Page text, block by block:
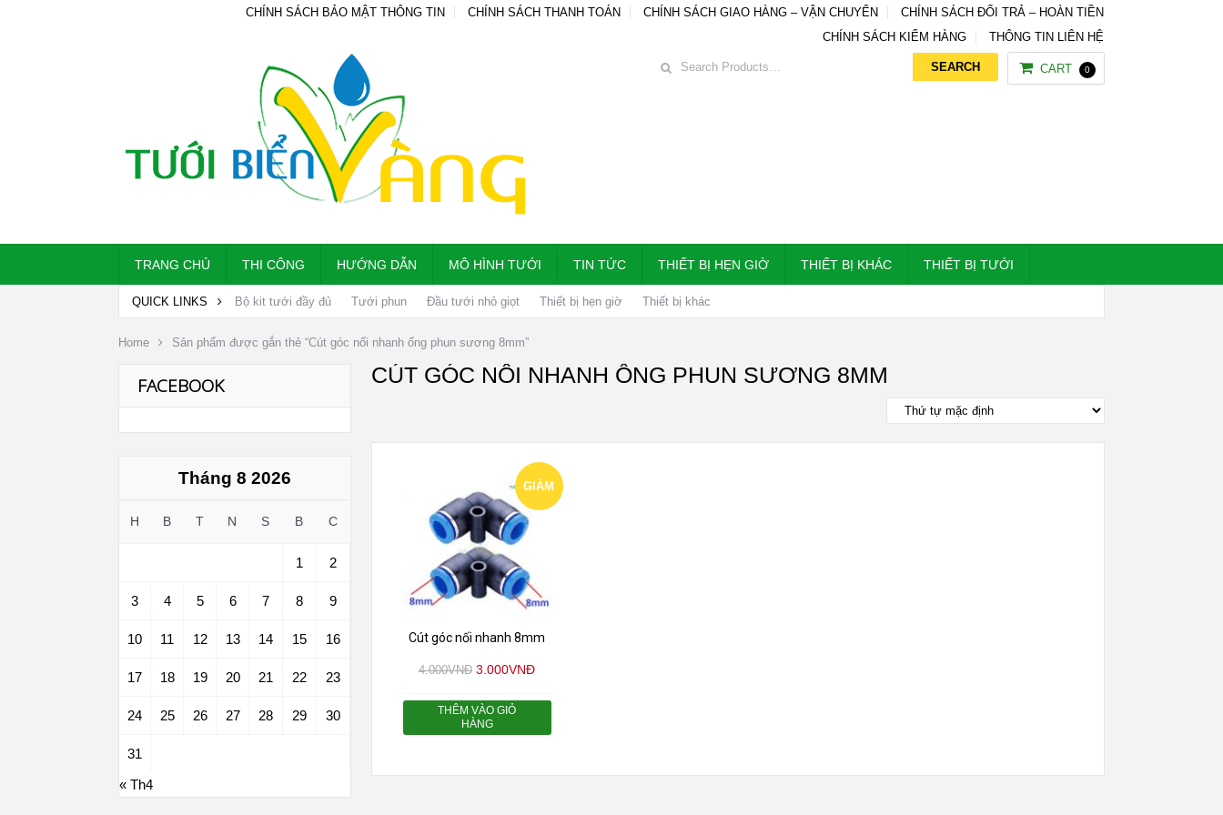
CHÍNH SÁCH BẢO MẬT THÔNG TIN CHÍNH SÁCH THANH TOÁN CHÍNH SÁCH GIAO HÀNG – VẬN CHUYỂN
CHÍNH SÁCH ĐỔI TRẢ – HOÀN TIỀN
CHÍNH SÁCH KIỂM HÀNG
THÔNG TIN LIÊN HỆ
CART 0
TRANG CHỦ THI CÔNG HƯỚNG DẪN MÔ HÌNH TƯỚI TIN TỨC THIẾT BỊ HẸN GIỜ THIẾT BỊ KHÁC THIẾT BỊ TƯỚI
QUICK LINKS Bộ kit tưới đầy đủ Tưới phun Đầu tưới nhỏ giọt Thiết bị hẹn giờ Thiết bị khác
Home Sản phẩm được gắn thẻ “Cút góc nối nhanh ống phun sương 8mm”
CÚT GÓC NỐI NHANH ỐNG PHUN SƯƠNG 8MM
GIẢM
GIÁ!
Cút góc nối nhanh 8mm
4.000VNĐ 3.000VNĐ
THÊM VÀO GIỎ
HÀNG
FACEBOOK
Tháng 8 2026
H B T N S B C
1 2
3 4 5 6 7 8 9
10 11 12 13 14 15 16
17 18 19 20 21 22 23
24 25 26 27 28 29 30
31
« Th4